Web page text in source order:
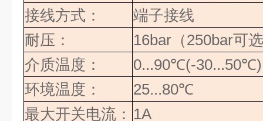
接线方式：
端子接线
耐压：
16bar （250bar可
介质温度：
0...90℃(-30...50℃)
环境温度：
25...80℃
最大开关电流： 1A